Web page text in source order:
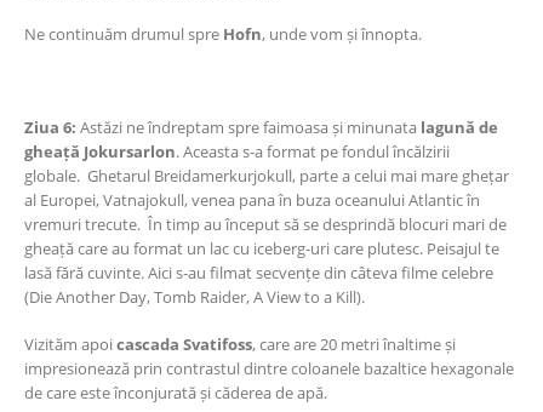
Ne continuăm drumul spre Hofn, unde vom și înnopta.
Ziua 6: Astăzi ne îndreptam spre faimoasa și minunata lagună de
gheață Jokursarlon. Aceasta s-a format pe fondul încălzirii
globale. Ghetarul Breidamerkurjokull, parte a celui mai mare ghețar
al Europei, Vatnajokull, venea pana în buza oceanului Atlantic în
vremuri trecute. În timp au început să se desprindă blocuri mari de
gheață care au format un lac cu iceberg-uri care plutesc. Peisajul te
lasă fără cuvinte. Aici s-au filmat secvențe din câteva filme celebre
(Die Another Day, Tomb Raider, A View to a Kill).
Vizităm apoicascada Svatifoss, care are 20 metri înaltime și
impresionează prin contrastul dintre coloanele bazaltice hexagonale
de care este înconjurată și căderea de apă.